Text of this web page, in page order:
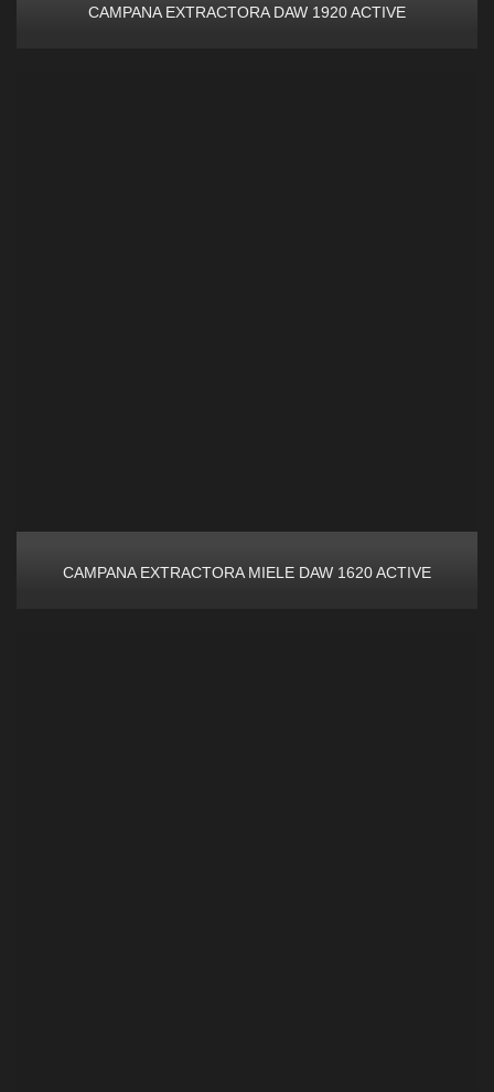
CAMPANA EXTRACTORA DAW 1920 ACTIVE
CAMPANA EXTRACTORA MIELE DAW 1620 ACTIVE